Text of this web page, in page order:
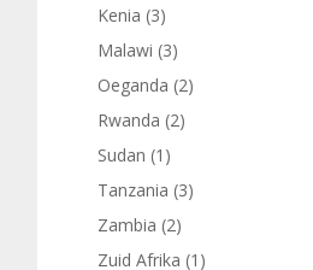
Kenia (3)
Malawi (3)
Oeganda (2)
Rwanda (2)
Sudan (1)
Tanzania (3)
Zambia (2)
Zuid Afrika (1)